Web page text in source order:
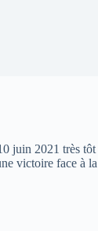
juin 2021 très
victoire face à